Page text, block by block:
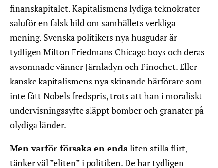
finanskapitalet. Kapitalismens lydiga teknokrater
saluför en falsk bild om samhällets verkliga
mening. Svenska politikers nya husgudar är
tydligen Milton Friedmans Chicago boys och deras
avsomnade vänner Järnladyn och Pinochet. Eller
kanske kapitalismens nya skinande härförare som
inte fått Nobels fredspris, trots att han i moraliskt
undervisningssyfte släppt bomber och granater på
olydiga länder.
Men varför försaka en endaliten stilla flirt,
tänker väl ”eliten” i politiken. De har tydligen